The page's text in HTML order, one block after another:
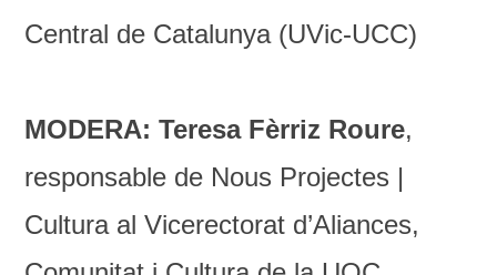
Central de Catalunya (UVic-UCC)
MODERA: Teresa Fèrriz Roure,
responsable de Nous Projectes |
Cultura al Vicerectorat d’Aliances,